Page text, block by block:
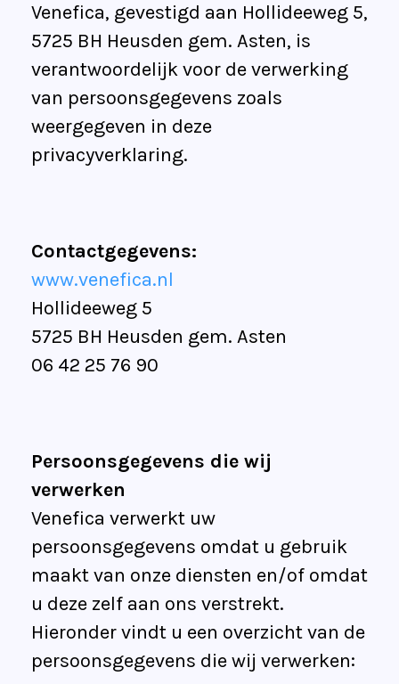
Venefica, gevestigd aan Hollideeweg 5,
5725 BH Heusden gem. Asten, is
verantwoordelijk voor de verwerking
van persoonsgegevens zoals
weergegeven in deze
privacyverklaring.
Contactgegevens:
www.venefica.nl
Hollideeweg 5
5725 BH Heusden gem. Asten
06 42 25 76 90
Persoonsgegevens die wij
verwerken
Venefica verwerkt uw
persoonsgegevens omdat u gebruik
maakt van onze diensten en/of omdat
u deze zelf aan ons verstrekt.
Hieronder vindt u een overzicht van de
persoonsgegevens die wij verwerken: